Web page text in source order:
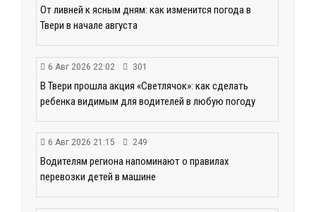
От ливней к ясным дням: как изменится погода в
Твери в начале августа
6 Авг 2026 22:02 301
В Твери прошла акция «Светлячок»: как сделать
ребенка видимым для водителей в любую погоду
6 Авг 2026 21:15 249
Водителям региона напоминают о правилах
перевозки детей в машине